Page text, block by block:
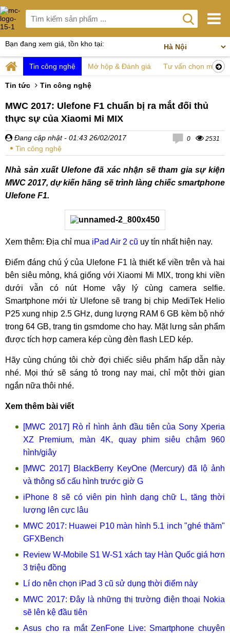
Bạn đang xem giá, tồn kho tại:
Tin công nghệ Mở hộp & Đánh giá Tư vấn chọn mua
Tin tức Tin công nghệ
MWC 2017: Ulefone F1 chuẩn bị ra mắt đối thủ
thực sự của Xiaomi Mi MIX
Đang cập nhật - 01:43 26/02/2017
Tin công nghệ
0 2531
Nhà sản xuất Ulefone đã xác nhận sẽ tham gia sự kiện
MWC 2017, dự kiến hãng sẽ trình làng chiếc smartphone
Ulefone F1.
Xem thêm: Địa chỉ mua iPad Air 2 cũ uy tín nhất hiện nay.
Điểm đáng chú ý của Ulefone F1 là thiết kế viền trên và hai
bên siêu mỏng, khá giống với Xiaomi Mi MIX, trong khi viền
dưới vẫn có nút Home vậy lý cùng camera selfie.
Smartphone mới từ Ulefone sẽ trang bị chip MediTek Helio
P25 xung nhịp 2.5 GHz, dung lượng RAM 6 GB kèm bộ nhớ
trong 64 GB, trang tin gsmdome cho hay. Mặt lưng sản phẩm
được tích hợp camera kép cùng đèn flash LED kép.
Hãy cùng chúng tôi chờ đợi chiếc siêu phẩm hấp dẫn này
nhé. Mọi thứ sẽ sáng tỏ trong nay mai, chỉ một thời gian
ngắn nữa thôi nhé.
Xem thêm bài viết
[MWC 2017] Rò rỉ hình ảnh đầu tiên của Sony Xperia
XZ Premium, màn 4K, quay phim siêu chậm 960
hình/giây
[MWC 2017] BlackBerry KeyOne (Mercury) đã lộ ảnh
và thông số cấu hình trước giờ G
iPhone 8 sẽ có viên pin hình dạng chữ L, tăng thời
lượng lên cực lâu
MWC 2017: Huawei P10 màn hình 5.1 inch "ghé thăm"
GFXBench
Review W-Mobile S1 W-S1 xách tay Hàn Quốc giá hơn
3 triệu đồng
Lí do nên chọn iPad 3 cũ sử dụng thời điểm này
MWC 2017: Đây là những thị trường điện thoại Nokia
sẽ lên kệ đầu tiên
Asus cho ra mắt ZenFone Live: Smartphone chuyên